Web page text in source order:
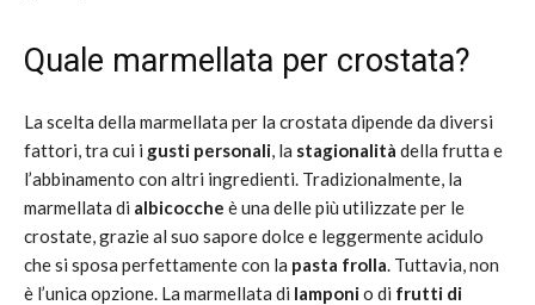
Quale marmellata per crostata?
La scelta della marmellata per la crostata dipende da diversi
fattori, tra cui i gusti personali, la stagionalità della frutta e
l’abbinamento con altri ingredienti. Tradizionalmente, la
marmellata di albicocche è una delle più utilizzate per le
crostate, grazie al suo sapore dolce e leggermente acidulo
che si sposa perfettamente con la pasta frolla. Tuttavia, non
è l’unica opzione. La marmellata di lamponio di frutti di